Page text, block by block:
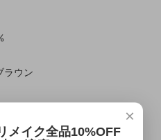
ラウン
×
メイク全品10%OFF